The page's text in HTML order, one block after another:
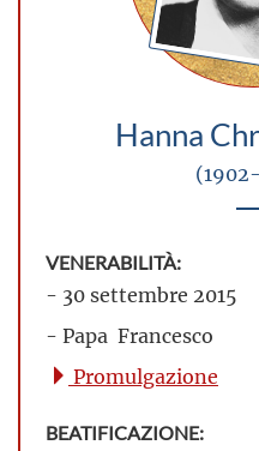
Hanna
VENERABILITÀ:
- 30 settembre 2015
- Papa Francesco
Promulgazione
BEATIFICAZIONE: